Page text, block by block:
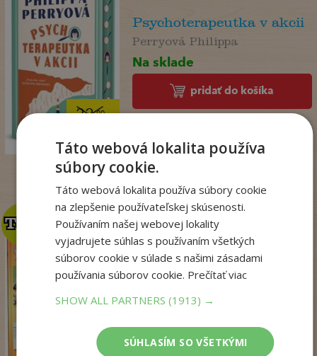
22,90
18
Psychoterapeutka v akcii
Perryová Philippa
Na sklade
pridať do košíka
,50
TOP
TOP
Zo sveta zvierat
Na sklade
pridať do košíka
Táto webová lokalita používa
súbory cookie.
Táto webová lokalita používa súbory cookie
na zlepšenie používateľskej skúsenosti.
Používaním našej webovej lokality
vyjadrujete súhlas s používaním všetkých
súborov cookie v súlade s našimi zásadami
používania súborov cookie. Prečítať viac
SHOW ALL PARTNERS(1913) →
SÚHLASÍM SO VŠETKÝMI